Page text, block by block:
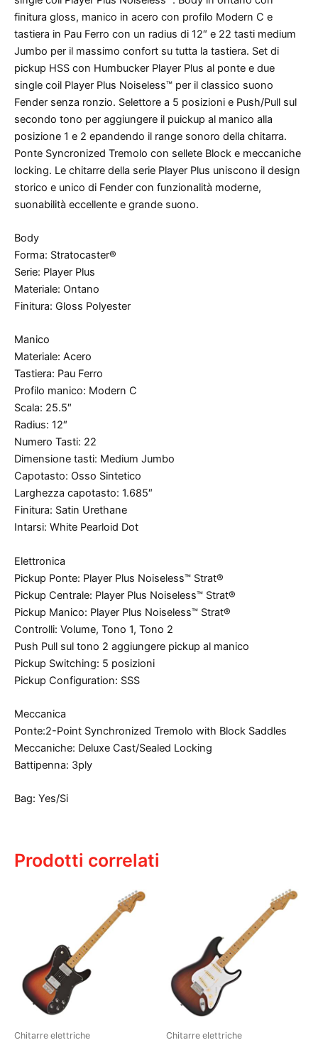
finitura gloss, manico in acero con profilo Modern C e
tastiera in Pau Ferro con un radius di 12″ e 22 tasti medium
Jumbo per il massimo confort su tutta la tastiera. Set di
pickup HSS con Humbucker Player Plus al ponte e due
single coil Player Plus Noiseless™ per il classico suono
Fender senza ronzio. Selettore a 5 posizioni e Push/Pull sul
secondo tono per aggiungere il puickup al manico alla
posizione 1 e 2 epandendo il range sonoro della chitarra.
Ponte Syncronized Tremolo con sellete Block e meccaniche
locking. Le chitarre della serie Player Plus uniscono il design
storico e unico di Fender con funzionalità moderne,
suonabilità eccellente e grande suono.
Body
Forma: Stratocaster®
Serie: Player Plus
Materiale: Ontano
Finitura: Gloss Polyester
Manico
Materiale: Acero
Tastiera: Pau Ferro
Profilo manico: Modern C
Scala: 25.5″
Radius: 12″
Numero Tasti: 22
Dimensione tasti: Medium Jumbo
Capotasto: Osso Sintetico
Larghezza capotasto: 1.685″
Finitura: Satin Urethane
Intarsi: White Pearloid Dot
Elettronica
Pickup Ponte: Player Plus Noiseless™ Strat®
Pickup Centrale: Player Plus Noiseless™ Strat®
Pickup Manico: Player Plus Noiseless™ Strat®
Controlli: Volume, Tono 1, Tono 2
Push Pull sul tono 2 aggiungere pickup al manico
Pickup Switching: 5 posizioni
Pickup Configuration: SSS
Meccanica
Ponte:2-Point Synchronized Tremolo with Block Saddles
Meccaniche: Deluxe Cast/Sealed Locking
Battipenna: 3ply
Bag: Yes/Si
Prodotti correlati
Chitarre elettriche Chitarre elettriche